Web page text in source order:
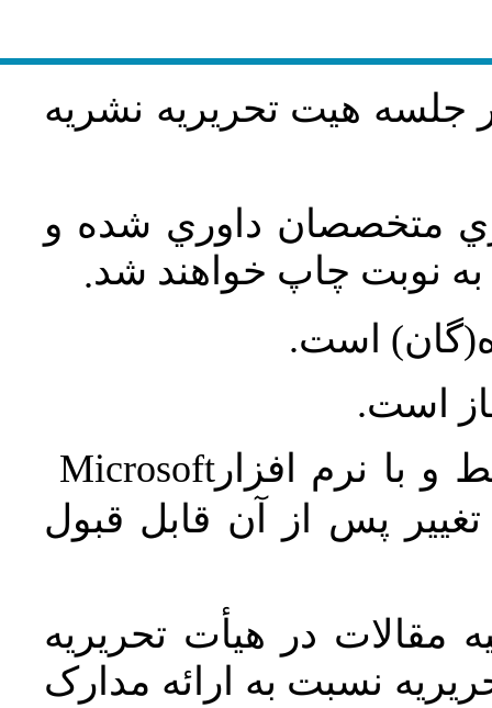
جلسه هيت تحريريه نشريه
متخصصان داوري شده و
نوبت چاپ خواهند شد.
است.
است.
و با نرم افزارMicrosoft
پس از آن قابل قبول
مقالات در هیأت تحریریه
نسبت به ارائه مدارک